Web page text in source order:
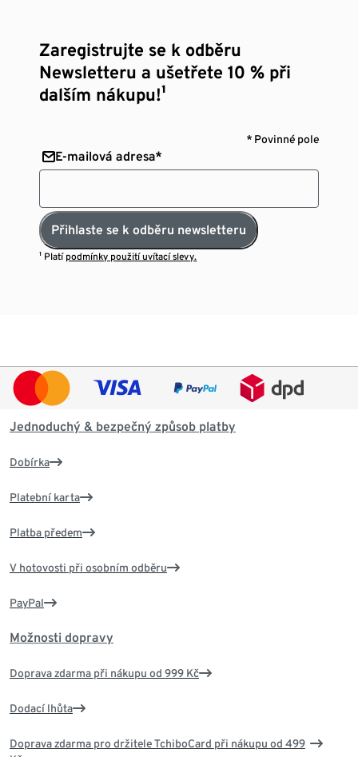
Zaregistrujte se k odběru
Newsletteru a ušetřete 10 % při
dalším nákupu!¹
* Povinné pole
E-mailová adresa*
Přihlaste se k odběru newsletteru
¹ Platí podmínky použití uvítací slevy.
Jednoduchý & bezpečný způsob platby
Dobírka
Platební karta
Platba předem
V hotovosti při osobním odběru
PayPal
Možnosti dopravy
Doprava zdarma při nákupu od 999 Kč
Dodací lhůta
Doprava zdarma pro držitele TchiboCard při nákupu od 499